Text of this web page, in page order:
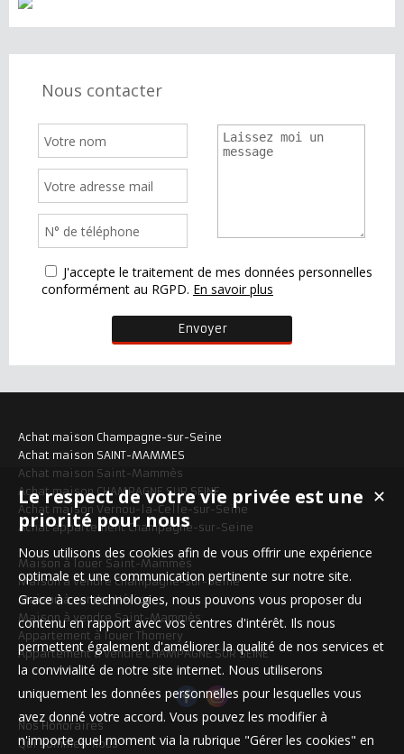
Nous contacter
J'accepte le traitement de mes données personnelles
conformément au RGPD. En savoir plus
Achat maison Champagne-sur-Seine
Achat maison SAINT-MAMMES
Achat maison Saint-Mammès
Achat maison CHAMPAGNE SUR SEINE
Achat maison Vernou-la-Celle-sur-Seine
Achat appartement Champagne-sur-Seine
Maison à louer Saint-Mammès
Maison à vendre Champagne-sur-Seine
Maison à vendre Héricy
Maison à vendre Saint-Mammès
Appartement à louer Thomery
Appartement à vendre CHAMPAGNE SUR SEINE
Nos Honoraires
Qui sommes-nous
✕
Le respect de votre vie privée est une
priorité pour nous
Nous utilisons des cookies afin de vous offrir une expérience
optimale et une communication pertinente sur notre site.
Grace à ces technologies, nous pouvons vous proposer du
contenu en rapport avec vos centres d'intérêt. Ils nous
permettent également d'améliorer la qualité de nos services et
la convivialité de notre site internet. Nous utiliserons
uniquement les données personnelles pour lesquelles vous
avez donné votre accord. Vous pouvez les modifier à
n'importe quel moment via la rubrique "Gérer les cookies" en